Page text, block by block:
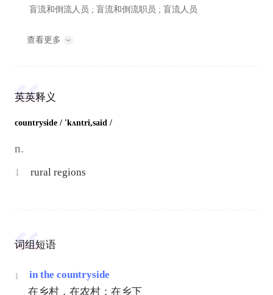
盲流和倒流人员 ; 盲流和倒流职员 ; 盲流人员
查看更多
英英释义
countryside / 'kʌntri,said /
n.
1 rural regions
词组短语
1
in the countryside
在乡村，在农村；在乡下